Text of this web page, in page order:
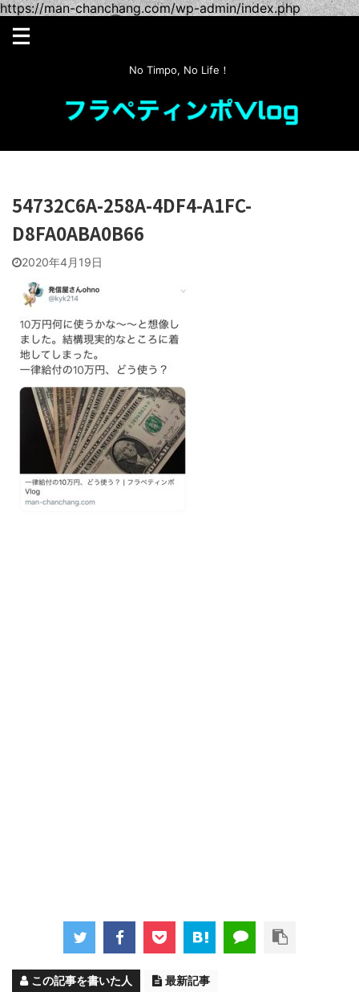
https://man-chanchang.com/wp-admin/index.php
No Timpo, No Life！
54732C6A-258A-4DF4-A1FC-
D8FA0ABA0B66
2020年4月19日
この記事を書いた人 最新記事